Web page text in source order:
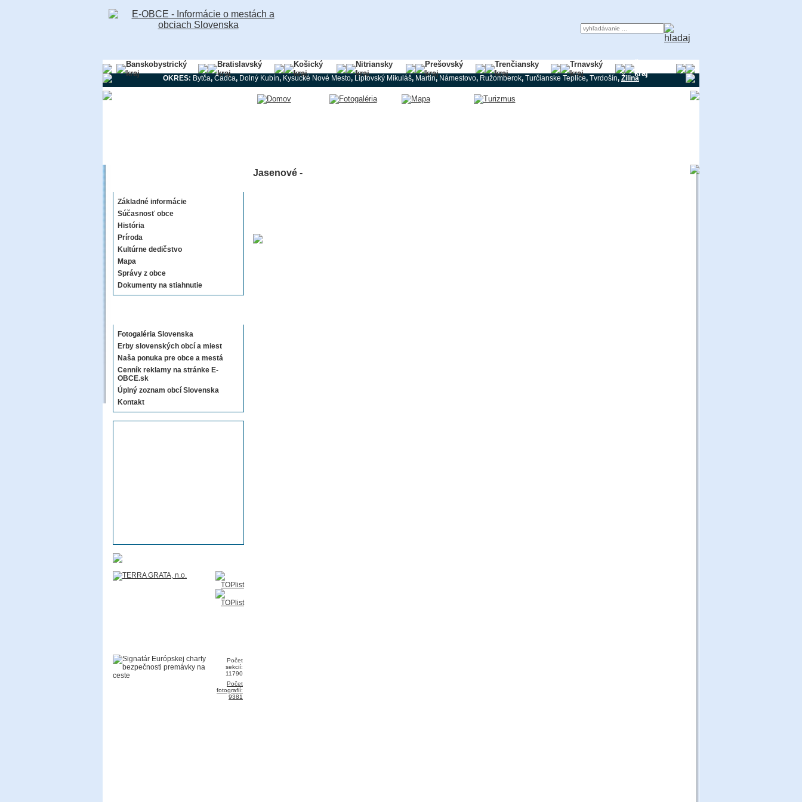
Banskobystrický
kraj
Bratislavský
kraj
Košický
kraj
Nitriansky
kraj
Prešovský
kraj
Trenčiansky
kraj
Trnavský
kraj
kraj
OKRES: Bytča, Čadca, Dolný Kubín, Kysucké Nové Mesto, Liptovský Mikuláš, Martin, Námestovo, Ružomberok, Turčianske Teplice, Tvrdošín, Žilina
Základné informácie
Súčasnosť obce
História
Príroda
Kultúrne dedičstvo
Mapa
Správy z obce
Dokumenty na stiahnutie
Fotogaléria Slovenska
Erby slovenských obcí a miest
Naša ponuka pre obce a mestá
Cenník reklamy na stránke E-
OBCE.sk
Úplný zoznam obcí Slovenska
Kontakt
Počet
sekcií:
11790
Počet
fotografií:
9381
Jasenové -